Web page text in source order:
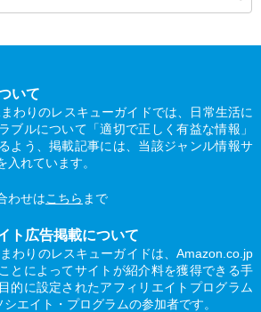
いて
わりのレスキューガイドでは、日常生活に
ブルについて「適切で正しく有益な情報」
よう、掲載記事には、当該ジャンル情報サ
入れています。
わせはこちら まで
ト広告掲載について
わりのレスキューガイドは、Amazon.co.jp
とによってサイトが紹介料を獲得できる手
的に設定されたアフィリエイトプログラム
エイト・プログラムの参加者です。